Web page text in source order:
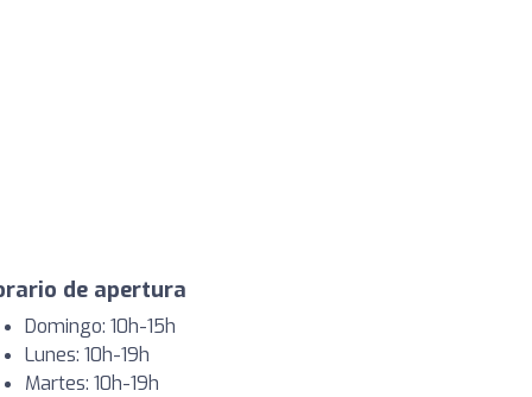
de apertura
Domingo: 10h-15h
Lunes: 10h-19h
Martes: 10h-19h